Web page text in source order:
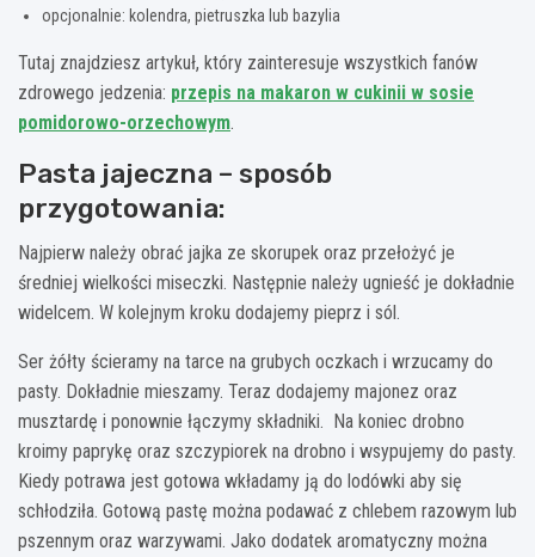
opcjonalnie: kolendra, pietruszka lub bazylia
Tutaj znajdziesz artykuł, który zainteresuje wszystkich fanów
zdrowego jedzenia: przepis na makaron w cukinii w sosie
pomidorowo-orzechowym.
Pasta jajeczna – sposób
przygotowania:
Najpierw należy obrać jajka ze skorupek oraz przełożyć je
średniej wielkości miseczki. Następnie należy ugnieść je dokładnie
widelcem. W kolejnym kroku dodajemy pieprz i sól.
Ser żółty ścieramy na tarce na grubych oczkach i wrzucamy do
pasty. Dokładnie mieszamy. Teraz dodajemy majonez oraz
musztardę i ponownie łączymy składniki. Na koniec drobno
kroimy paprykę oraz szczypiorek na drobno i wsypujemy do pasty.
Kiedy potrawa jest gotowa wkładamy ją do lodówki aby się
schłodziła. Gotową pastę można podawać z chlebem razowym lub
pszennym oraz warzywami. Jako dodatek aromatyczny można